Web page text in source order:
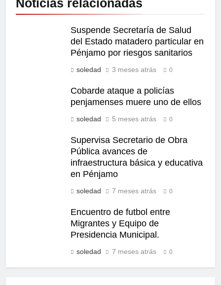
Noticias relacionadas
Suspende Secretaría de Salud
del Estado matadero particular en
Pénjamo por riesgos sanitarios
soledad 3 meses atrás 0
Cobarde ataque a policías
penjamenses muere uno de ellos
soledad 5 meses atrás 0
Supervisa Secretario de Obra
Pública avances de
infraestructura básica y educativa
en Pénjamo
soledad 7 meses atrás 0
Encuentro de futbol entre
Migrantes y Equipo de
Presidencia Municipal.
soledad 7 meses atrás 0